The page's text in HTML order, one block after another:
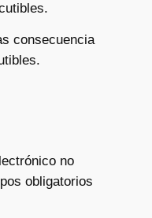
consecuencia
no
obligatorios